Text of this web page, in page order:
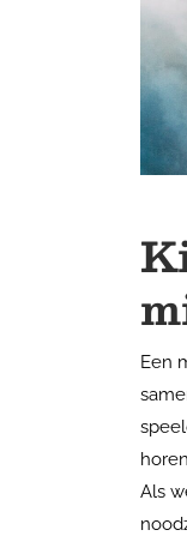
Een
Als